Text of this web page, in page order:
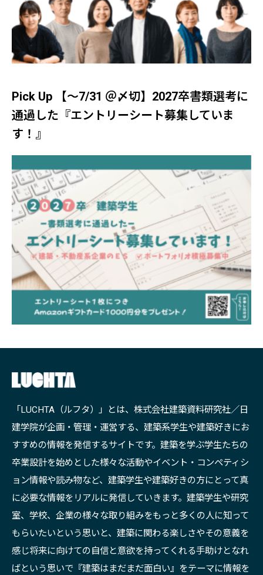
Pick Up 【～7/31 ＠〆切】2027卒書類選考に
通過した『エントリーシート募集していま
す！』
「LUCHTA（ルフタ）」とは、株式会社建築資料研究社／日
建学院が企画・管理・運営する、建築系学生や建築好きにお
すすめの情報を発信するサイトです。建築を学ぶ学生たちの
卒業設計を始めとした様々な活動やイベント・コンペティシ
ョン情報や読み物など、建築学生や建築好きの方にとって真
に必要な情報をリアルに発信していきます。建築学生や研究
室、学校、企業の様々な取り組みをもっと多くの人に知って
もらいたいという思いと、建築に関わる楽しさやその意義を
感じ将来に向けての自信と意欲を持ってくれる手助けとなれ
ばという思いで『建築はまだまだ面白い』をテーマに情報を